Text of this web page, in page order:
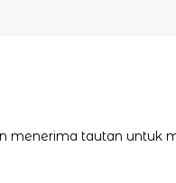
menerima tautan untuk